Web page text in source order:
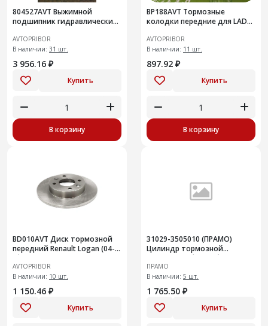
804527AVT Выжимной
подшипник гидравлический
AVTOPRIBOR
В наличии: 31 шт.
3 956.16 ₽
Купить
В корзину
BP188AVT Тормозные
колодки передние для LADA
AVTOPRIBOR
В наличии: 11 шт.
897.92 ₽
Купить
В корзину
BD010AVT Диск тормозной
передний Renault Logan (04-)
(без ABS)
AVTOPRIBOR
В наличии: 10 шт.
1 150.46 ₽
Купить
31029-3505010 (ПРАМО)
Цилиндр тормозной
главный, в сборе с баком, для
ГАЗ 3110, 3302
ПРАМО
В наличии: 5 шт.
1 765.50 ₽
Купить